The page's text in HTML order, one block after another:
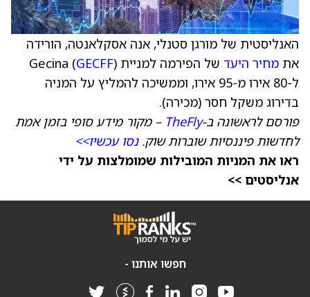
האנליסטית של מורגן סטנלי, אנה אסקלאנטה, הורידה
את מחיר היעד של הפירמה למניית Gecina ( GECFF)
ל-80 אירו מ-95 אירו, וממשיכה להמליץ על המניה
בדירוג משקל חסר (מכירה).
פורסם לראשונה ב-TheFly – מקור מידע סופי בזמן אמת
לחדשות פיננסיות שוברות שוק.נסו עכשיו>>
ראו את המניות המובילות שמומלצות על ידי
אנליסטים >>
חפשו אותנו -